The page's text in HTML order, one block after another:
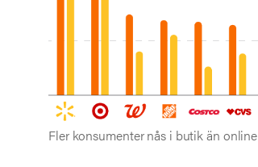
Fler konsumenter nås i butik än online